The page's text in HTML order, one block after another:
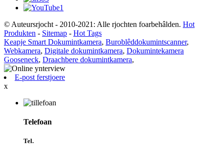
© Auteursrjocht - 2010-2021: Alle rjochten foarbehâlden. Hot
Produkten - Sitemap - Hot Tags
Keapje Smart Dokumintkamera, Buroblêddokumintscanner,
Webkamera, Digitale dokumintkamera, Dokumintekamera
Gooseneck, Draachbere dokumintkamera,
E-post ferstjoere
x
Telefoan
Tel.